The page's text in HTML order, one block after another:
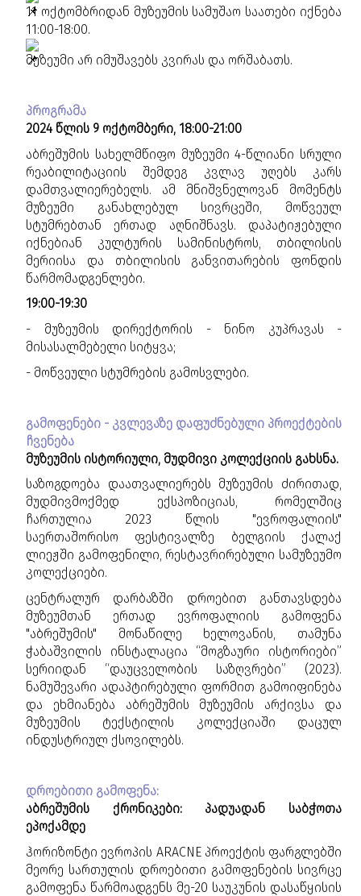
11 ოქტომბრიდან მუზეუმის სამუშაო საათები იქნება
11:00-18:00.
მუზეუმი არ იმუშავებს კვირას და ორშაბათს.
პროგრამა
2024 წლის 9 ოქტომბერი, 18:00-21:00
აბრეშუმის სახელმწიფო მუზეუმი 4-წლიანი სრული
რეაბილიტაციის შემდეგ კვლავ უღებს კარს
დამთვალიერებელს. ამ მნიშვნელოვან მომენტს
მუზეუმი განახლებულ სივრცეში, მოწვეულ
სტუმრებთან ერთად აღნიშნავს. დაპატიჟებული
იქნებიან კულტურის სამინისტროს, თბილისის
მერიისა და თბილისის განვითარების ფონდის
წარმომადგენლები.
19:00-19:30
- მუზეუმის დირექტორის - ნინო კუპრავას -
მისასალმებელი სიტყვა;
- მოწვეული სტუმრების გამოსვლები.
გამოფენები - კვლევაზე დაფუძნებული პროექტების
ჩვენება
მუზეუმის ისტორიული, მუდმივი კოლექციის გახსნა.
საზოგდოება დაათვალიერებს მუზეუმის ძირითად,
მუდმივმოქმედ ექსპოზიციას, რომელშიც
ჩართულია 2023 წლის "ევროფალიის"
საერთაშორისო ფესტივალზე ბელგიის ქალაქ
ლიეჟში გამოფენილი, რესტავრირებული სამუზეუმო
კოლექციები.
ცენტრალურ დარბაზში დროებით განთავსდება
მუზეუმთან ერთად ევროფალიის გამოფენა
"აბრეშუმის" მონაწილე ხელოვანის, თამუნა
ჭაბაშვილის ინსტალაცია “მოგზაური ისტორიები”
სერიიდან “დაუცველობის საზღვრები” (2023).
ნამუშევარი ადაპტირებული ფორმით გამოიფინება
და ეხმიანება აბრეშუმის მუზეუმის არქივსა და
მუზეუმის ტექსტილის კოლექციაში დაცულ
ინდუსტრიულ ქსოვილებს.
დროებითი გამოფენა:
აბრეშუმის ქრონიკები: პადუადან საბჭოთა
ეპოქამდე
ჰორიზონტი ევროპის ARACNE პროექტის ფარგლებში
მეორე სართულის დროებითი გამოფენების სივრცე
გამოფენა წარმოადგენს მე-20 საუკუნის დასაწყისის